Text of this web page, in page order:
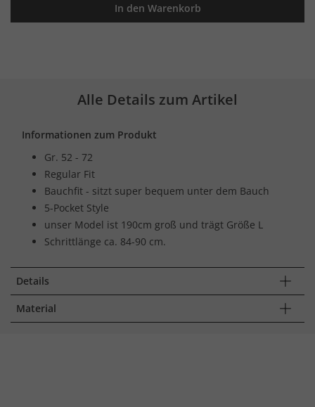
In den Warenkorb
Alle Details zum Artikel
Informationen zum Produkt
Gr. 52 - 72
Regular Fit
Bauchfit - sitzt super bequem unter dem Bauch
5-Pocket Style
unser Model ist 190cm groß und trägt Größe L
Schrittlänge ca. 84-90 cm.
Details
Material